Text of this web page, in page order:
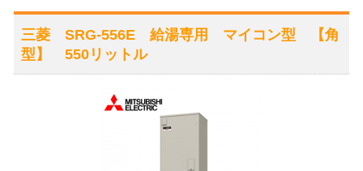
三菱 SRG-556E 給湯専用 マイコン型 【角
型】 550リットル